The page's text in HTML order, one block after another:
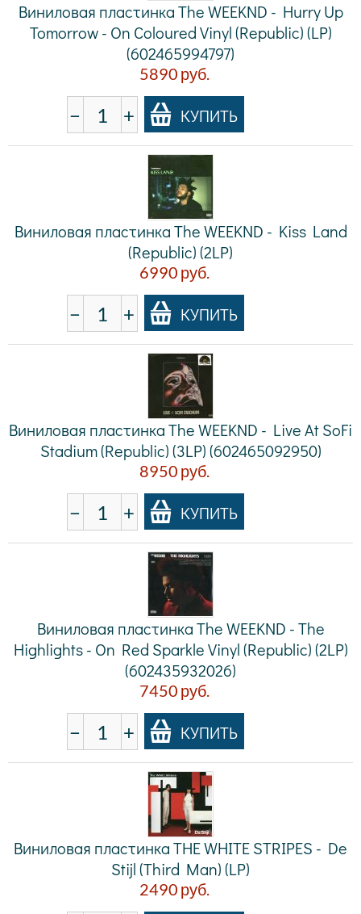
Виниловая пластинка The WEEKND - Hurry Up
Tomorrow - On Coloured Vinyl (Republic) (LP)
(602465994797)
5890 руб.
− + КУПИТЬ
Виниловая пластинка The WEEKND - Kiss Land
(Republic) (2LP)
6990 руб.
− + КУПИТЬ
Виниловая пластинка The WEEKND - Live At SoFi
Stadium (Republic) (3LP) (602465092950)
8950 руб.
− + КУПИТЬ
Виниловая пластинка The WEEKND - The
Highlights - On Red Sparkle Vinyl (Republic) (2LP)
(602435932026)
7450 руб.
− + КУПИТЬ
Виниловая пластинка THE WHITE STRIPES - De
Stijl (Third Man) (LP)
2490 руб.